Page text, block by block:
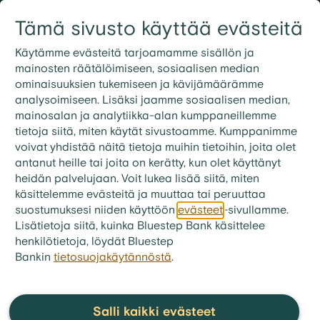
Tämä sivusto käyttää evästeitä
Käytämme evästeitä tarjoamamme sisällön ja
mainosten räätälöimiseen, sosiaalisen median
ominaisuuksien tukemiseen ja kävijämäärämme
analysoimiseen. Lisäksi jaamme sosiaalisen median,
mainosalan ja analytiikka-alan kumppaneillemme
tietoja siitä, miten käytät sivustoamme. Kumppanimme
voivat yhdistää näitä tietoja muihin tietoihin, joita olet
antanut heille tai joita on kerätty, kun olet käyttänyt
heidän palvelujaan. Voit lukea lisää siitä, miten
käsittelemme evästeitä ja muuttaa tai peruuttaa
suostumuksesi niiden käyttöön evästeet-sivullamme.
Lisätietoja siitä, kuinka Bluestep Bank käsittelee
henkilötietoja, löydät Bluestep
Bankin tietosuojakäytännöstä.
Salli kaikki evästeet
09 3158 7600
bluestep.fi > Talousvinkit >
Oman talouden